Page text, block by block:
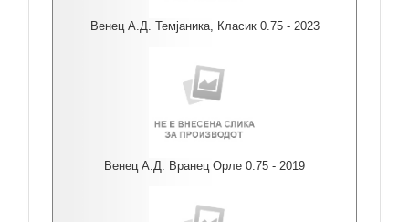
Венец А.Д. Темјаника, Класик 0.75 - 2023
Венец А.Д. Вранец Орле 0.75 - 2019